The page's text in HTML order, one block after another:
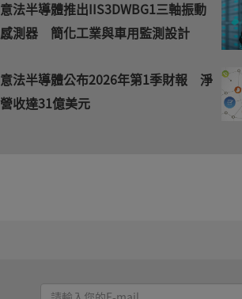
意法半導體推出IIS3DWBG1三軸振動
感測器 簡化工業與車用監測設計
意法半導體公布2026年第1季財報 淨
營收達31億美元
請